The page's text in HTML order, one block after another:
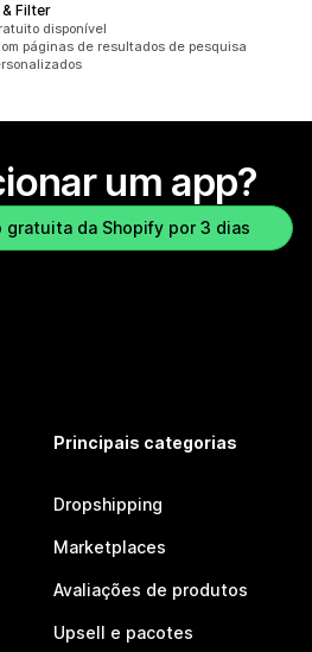
Filter
disponível
páginas de resultados de pesquisa
um app?
gratuita da Shopify por 3 dias
Principais categorias
Dropshipping
Marketplaces
Avaliações de produtos
Upsell e pacotes